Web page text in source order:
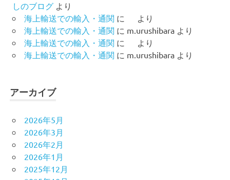
しのブログ より
海上輸送での輸入・通関 に
より
海上輸送での輸入・通関 に m.urushibara より
海上輸送での輸入・通関 に
より
海上輸送での輸入・通関 に m.urushibara より
アーカイブ
2026年5月
2026年3月
2026年2月
2026年1月
2025年12月